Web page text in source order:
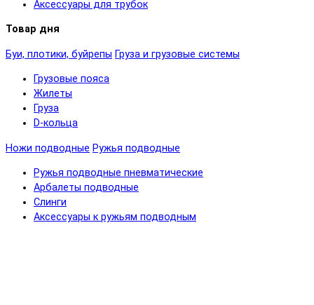
Аксессуары для трубок
Товар дня
Буи, плотики, буйрепы Груза и грузовые системы
Грузовые пояса
Жилеты
Груза
D-кольца
Ножи подводные Ружья подводные
Ружья подводные пневматические
Арбалеты подводные
Слинги
Аксессуары к ружьям подводным